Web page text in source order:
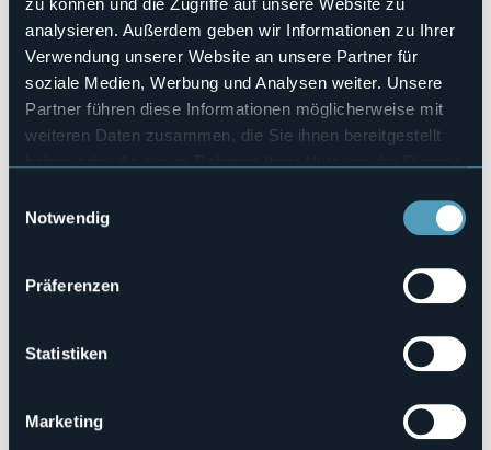
zu können und die Zugriffe auf unsere Website zu
analysieren. Außerdem geben wir Informationen zu Ihrer
Verwendung unserer Website an unsere Partner für
soziale Medien, Werbung und Analysen weiter. Unsere
Partner führen diese Informationen möglicherweise mit
weiteren Daten zusammen, die Sie ihnen bereitgestellt
Notwendig
Präferenzen
Statistiken
Marketing
Veranstaltungsort
Lungolago
Telefon
Laura +39 377 6958400
Webseite
https://www.stresaturismo.it/it/eventi/
Corso Umberto I